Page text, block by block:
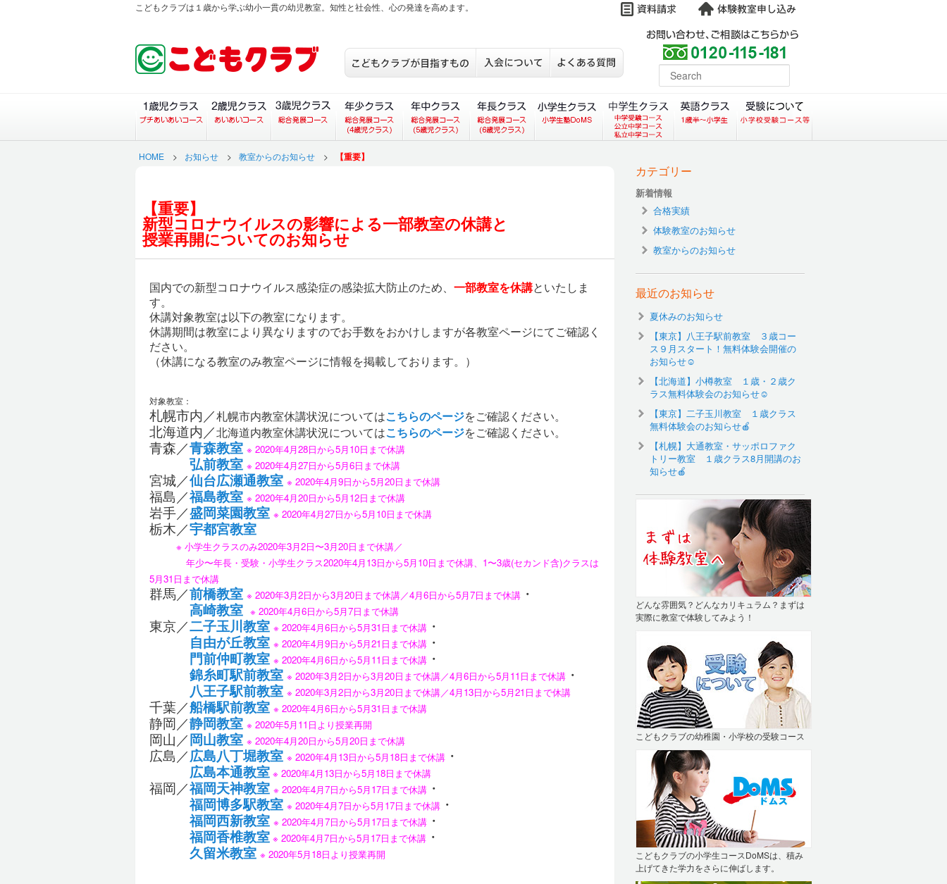
こどもクラブは１歳から学ぶ幼小一貫の幼児教室。知性と社会性、心の発達を高めます。
こどもクラブが目指すもの
入会について
よくある質問
１歳児クラス（プチあいあいコース）
２歳児クラス（あいあいコース）
HOME > お知らせ > 教室からのお知らせ >
【重要】
【重要】
新型コロナウイルスの影響による一部教室の休講と
授業再開についてのお知らせ
国内での新型コロナウイルス感染症の感染拡大防止のため、 一部教室を休講といたしま
す。
休講対象教室は以下の教室になります。
休講期間は教室により異なりますのでお手数をおかけしますが各教室ページにてご確認く
ださい。
（休講になる教室のみ教室ページに情報を掲載しております。）
対象教室：
札幌市内／札幌市内教室休講状況についてはこちらのページをご確認ください。
北海道内／北海道内教室休講状況についてはこちらのページをご確認ください。
青森／青森教室 ※ 2020年4月28日から5月10日まで休講
弘前教室 ※ 2020年4月27日から5月6日まで休講
宮城／仙台広瀬通教室 ※ 2020年4月9日から5月20日まで休講
福島／福島教室 ※ 2020年4月20日から5月12日まで休講
岩手／盛岡菜園教室 ※ 2020年4月27日から5月10日まで休講
栃木／宇都宮教室
※ 小学生クラスのみ2020年3月2日〜3月20日まで休講／
年少〜年長・受験・小学生クラス2020年4月13日から5月10日まで休講、1〜3歳(セカンド含)クラスは
5月31日まで休講
群馬／前橋教室 ※ 2020年3月2日から3月20日まで休講／4月6日から5月7日まで休講 ・
高崎教室 ※ 2020年4月6日から5月7日まで休講
東京／二子玉川教室 ※ 2020年4月6日から5月31日まで休講 ・
自由が丘教室 ※ 2020年4月9日から5月21日まで休講 ・
門前仲町教室 ※ 2020年4月6日から5月11日まで休講 ・
錦糸町駅前教室 ※ 2020年3月2日から3月20日まで休講／4月6日から5月11日まで休講 ・
八王子駅前教室 ※ 2020年3月2日から3月20日まで休講／4月13日から5月21日まで休講
千葉／船橋駅前教室 ※ 2020年4月6日から5月31日まで休講
静岡／静岡教室 ※ 2020年5月11 日より授業再開
岡山／岡山教室 ※ 2020年4月20日から5月20日まで休講
広島／広島八丁堀教室 ※ 2020年4月13日から5月18日まで休講 ・
広島本通教室 ※ 2020年4月13日から5月18日まで休講
福岡／福岡天神教室 ※ 2020年4月7日から5月17日まで休講 ・
福岡博多駅教室 ※ 2020年4月7日から5月17日まで休講 ・
福岡西新教室 ※ 2020年4月7日から5月17日まで休講 ・
福岡香椎教室 ※ 2020年4月7日から5月17日まで休講 ・
久留米教室 ※ 2020年5月18日より授業再開
カテゴリー
新着情報
合格実績
体験教室のお知らせ
教室からのお知らせ
最近のお知らせ
夏休みのお知らせ
【東京】八王子駅前教室 ３歳コー
ス９月スタート！無料体験会開催の
お知らせ☺️
【北海道】小樽教室 １歳・２歳ク
ラス無料体験会のお知らせ☺
【東京】二子玉川教室 １歳クラス
無料体験会のお知らせ🍎
【札幌】大通教室・サッポロファク
トリー教室 １歳クラス8月開講のお
知らせ🍎
どんな雰囲気？どんなカリキュラム？まずは
実際に教室で体験してみよう！
こどもクラブの幼稚園・小学校の受験コース
こどもクラブの小学生コースDoMSは、積み
上げてきた学力をさらに伸ばします。